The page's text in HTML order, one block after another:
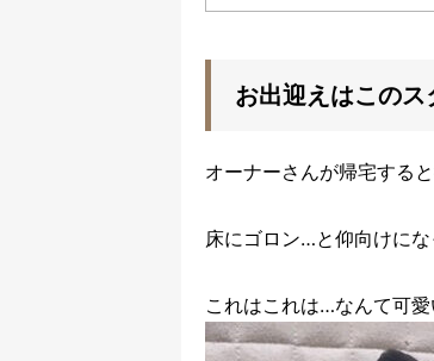
お出迎えはこのス
オーナーさんが帰宅する
床にゴロン…と仰向けにな
これはこれは…なんて可愛